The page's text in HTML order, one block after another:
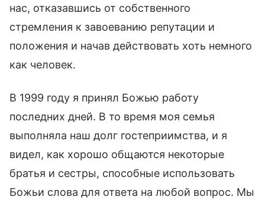
нас, отказавшись от собственного
стремления к завоеванию репутации и
положения и начав действовать хоть немного
как человек.
В 1999 году я принял Божью работу
последних дней. В то время моя семья
выполняла наш долг гостеприимства, и я
видел, как хорошо общаются некоторые
братья и сестры, способные использовать
Божьи слова для ответа на любой вопрос. Мы